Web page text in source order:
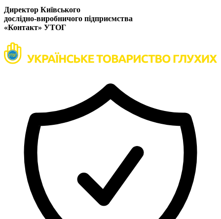
Директор Київського
дослідно-виробничого підприємства
«Контакт» УТОГ